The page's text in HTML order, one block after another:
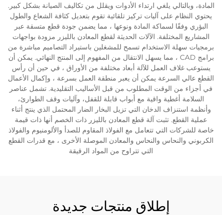
المادة، وبالتالي يلغي ارتداء الأدوات ويقلل من تكاليف الصيانة بشكل كبير.
يحتوي النظام على آليات تركيز تلقائية تقوم بتعديل كثافة الشعاع والطول
البؤري وفقًا لسماكة المادة ونوعها ، مما يضمن جودة قطع متسقة عبر
المشاريع المختلفة. الآلات الحديثة لقطع المعادن بالليزر مزودة بواجهات
برمجيات سهلة الاستخدام تسمح للمشغلين باستيراد التصاميم مباشرة من
برامج CAD ، مما يسهل الانتقال من المفهوم إلى المنتج النهائي. يمكن أن
يستوعب غلاف العمل للآلة أبعاد مختلفة من الأوراق ، في حين أن رأس
القطع عالي السرعة يمكن أن يعبر منطقة العمل بسرعة ، وإكمال الأعمال
في أجزاء من الوقت المطلوب من قبل الأساليب التقليدية. تشمل عناصر
السلامة أغطية واقية مع أبواب قابلة للقفل، وآليات وقف الطوارئ،
وأنظمة استنزاف الدخان التي تزيل البخار الضار المحتمل الذي ينتج أثناء
عملية القطع. تثبت آلة قطع المعادن بالليزر ذات الخصم أنها ذات قيمة
خاصة للشركات التي تتعامل مع الفولاذ المقاوم للصدأ والألومنيوم والفولاذ
الكربوني والنحاس والنحاس والمعادن الموصلة الأخرى ، مع قدرات القطع
التي تتراوح من المواد الرقيقة
إطلاق منتجات جديدة